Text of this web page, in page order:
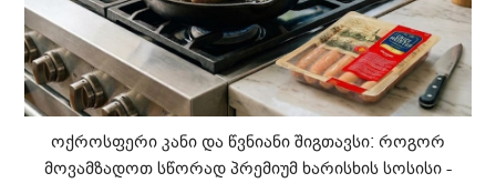
ოქროსფერი კანი და წვნიანი შიგთავსი: როგორ
მოვამზადოთ სწორად პრემიუმ ხარისხის სოსისი -